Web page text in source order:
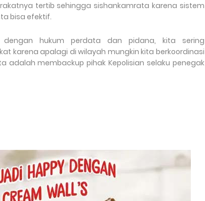
tertib sehingga sishankamrata karena sistem
bisa efektif.
dengan hukum perdata dan pidana, kita sering
karena apalagi di wilayah mungkin kita berkoordinasi
adalah membackup pihak Kepolisian selaku penegak